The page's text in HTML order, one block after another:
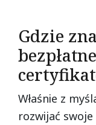
Gdzie
Właśnie z
rozwijać